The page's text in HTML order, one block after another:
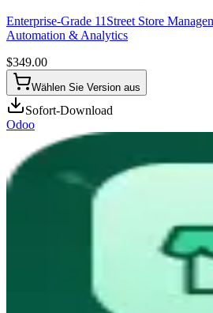
Enterprise-Grade 11Street Store
Automation & Analytics
$349.00
Wählen Sie Version aus
Sofort-Download
Odoo